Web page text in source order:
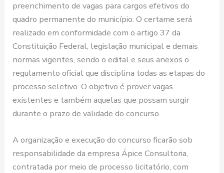
preenchimento de vagas para cargos efetivos do
quadro permanente do município. O certame será
realizado em conformidade com o artigo 37 da
Constituição Federal, legislação municipal e demais
normas vigentes, sendo o edital e seus anexos o
regulamento oficial que disciplina todas as etapas do
processo seletivo. O objetivo é prover vagas
existentes e também aquelas que possam surgir
durante o prazo de validade do concurso.
A organização e execução do concurso ficarão sob
responsabilidade da empresa Ápice Consultoria,
contratada por meio de processo licitatório, com